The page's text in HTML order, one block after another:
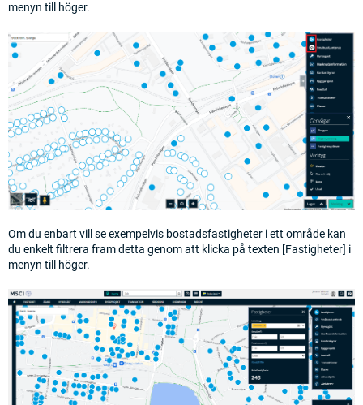
menyn till höger.
Om du enbart vill se exempelvis bostadsfastigheter i ett område kan
du enkelt filtrera fram detta genom att klicka på texten [Fastigheter] i
menyn till höger.